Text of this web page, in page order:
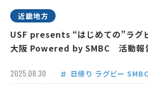
近畿地方
USF presents “はじめての”ラグ
大阪 Powered by SMBC 活動報
2025.08.30 日帰り ラグビー SMBC